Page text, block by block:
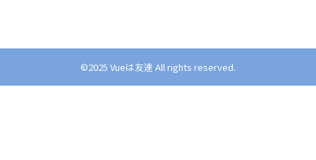
©︎2025 Vueは友達 All rights reserved.